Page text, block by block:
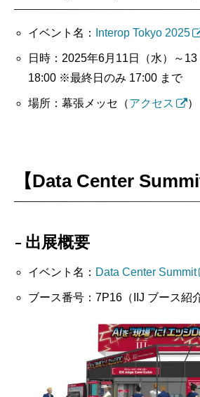
イベント名： Interop Tokyo 2025
日時：2025年6月11日（水）～
18:00 ※最終日のみ 17:00 まで
場所：幕張メッセ（アクセス ）
【Data Center
出展概要
イベント名： Data Center Summit
ブース番号：7P16（IIJ ブース紹